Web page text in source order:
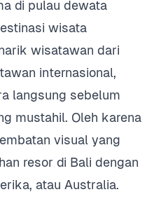
di pulau dewata
wisata
wisatawan dari
internasional,
langsung sebelum
mustahil. Oleh karena
visual yang
resor di Bali dengan
atau Australia.